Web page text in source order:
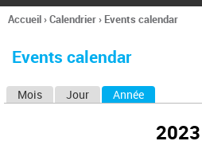
l
h
e
Vous
ici
Accueil›Calendrier› Events calendar
Events calendar
Mois Jour Année
2023